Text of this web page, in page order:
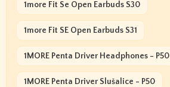
1more Fit Se Open Earbuds S30
1more Fit SE Open Earbuds S31
1MORE Penta Driver Headphones - P50
1MORE Penta Driver Slušalice - P50